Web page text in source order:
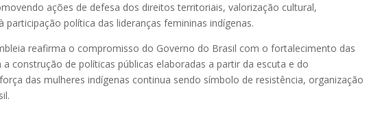
ações de defesa dos direitos territoriais, valorização cultural,
política das lideranças femininas indígenas.
reafirma o compromisso do Governo do Brasil com o fortalecimento das
construção de políticas públicas elaboradas a partir da escuta e do
das mulheres indígenas continua sendo símbolo de resistência, organização